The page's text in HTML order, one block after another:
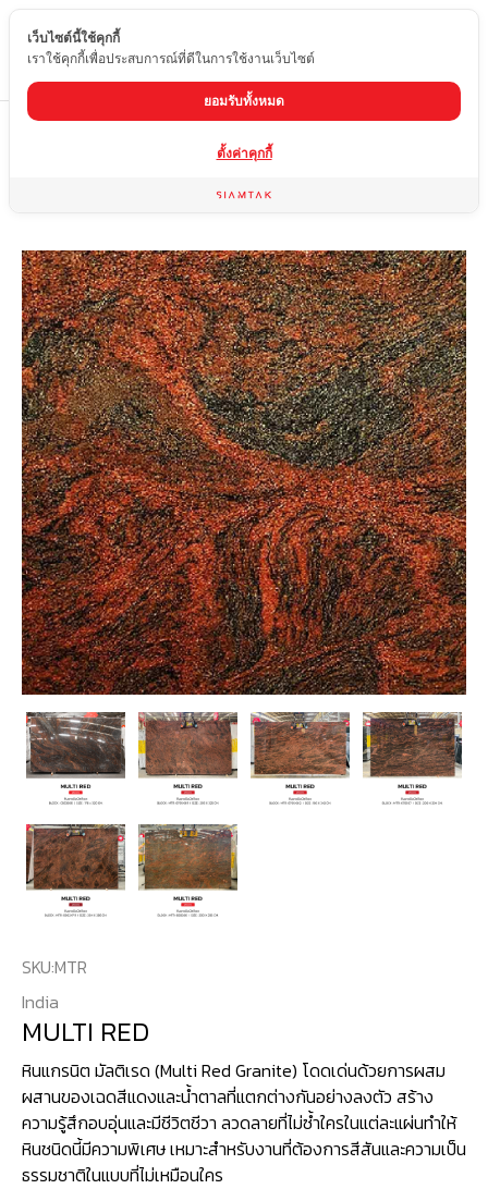
TH
หินแกรนิต
SKU:MTR
India
MULTI RED
หินแกรนิต มัลติเรด (Multi Red Granite) โดดเด่นด้วยการผสม
ผสานของเฉดสีแดงและน้ำตาลที่แตกต่างกันอย่างลงตัว สร้าง
ความรู้สึกอบอุ่นและมีชีวิตชีวา ลวดลายที่ไม่ซ้ำใครในแต่ละแผ่นทำให้
หินชนิดนี้มีความพิเศษ เหมาะสำหรับงานที่ต้องการสีสันและความเป็น
ธรรมชาติในแบบที่ไม่เหมือนใคร
เว็บไซต์นี้ใช้คุกกี้
เราใช้คุกกี้เพื่อประสบการณ์ที่ดีในการใช้งานเว็บไซต์
ยอมรับทั้งหมด
ตั้งค่าคุกกี้